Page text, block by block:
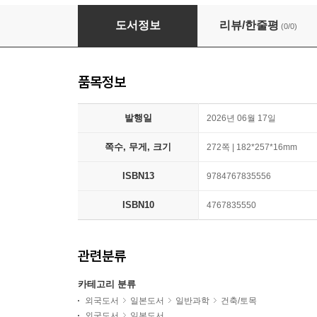
洋館 明治の夢と挑戰
도서정보 리뷰/한줄평 (0/0)
품목정보
발행일 2026년 06월 17일
쪽수, 무게, 크기 272쪽 | 182*257*16mm
ISBN13 9784767835556
ISBN10 4767835550
관련분류
카테고리 분류
외국도서 일본도서 일반과학
건축/토목